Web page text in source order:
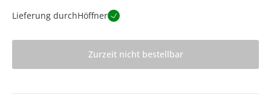
Lieferung durchHöffner
Zurzeit nicht bestellbar